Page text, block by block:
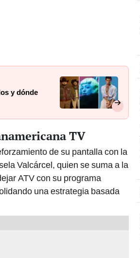
y dónde
de su pantalla con la
Valcárcel, quien se suma a la
ATV con su programa
una estrategia basada